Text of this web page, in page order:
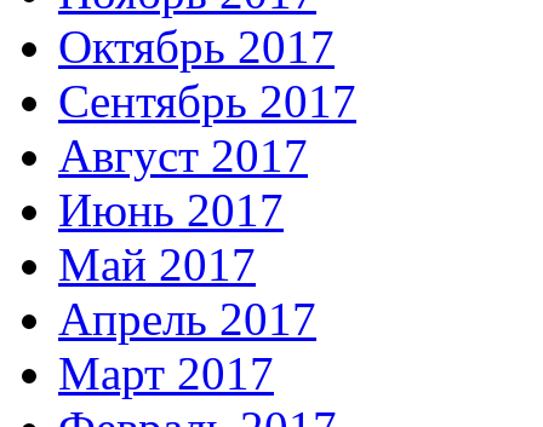
Октябрь 2017
Сентябрь 2017
Август 2017
Июнь 2017
Май 2017
Апрель 2017
Март 2017